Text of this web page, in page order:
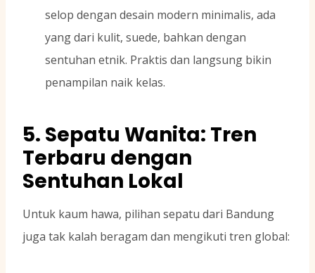
selop dengan desain modern minimalis, ada
yang dari kulit, suede, bahkan dengan
sentuhan etnik. Praktis dan langsung bikin
penampilan naik kelas.
5. Sepatu Wanita: Tren
Terbaru dengan
Sentuhan Lokal
Untuk kaum hawa, pilihan sepatu dari Bandung
juga tak kalah beragam dan mengikuti tren global: